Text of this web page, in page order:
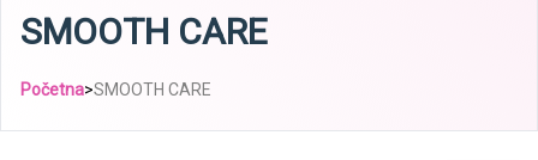
SMOOTH CARE
Početna>SMOOTH CARE